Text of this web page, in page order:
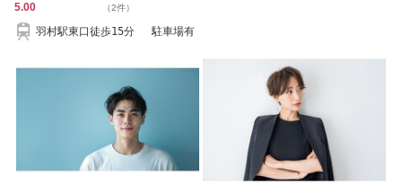
5.00 （2件）
羽村駅東口徒歩15分 駐車場有